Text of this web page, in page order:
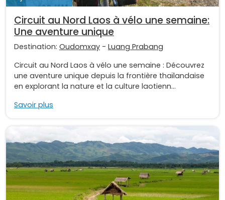
Circuit au Nord Laos à vélo une semaine:
Une aventure unique
Destination: Oudomxay - Luang Prabang
Circuit au Nord Laos à vélo une semaine : Découvrez
une aventure unique depuis la frontière thaïlandaise
en explorant la nature et la culture laotienn...
Savoir plus